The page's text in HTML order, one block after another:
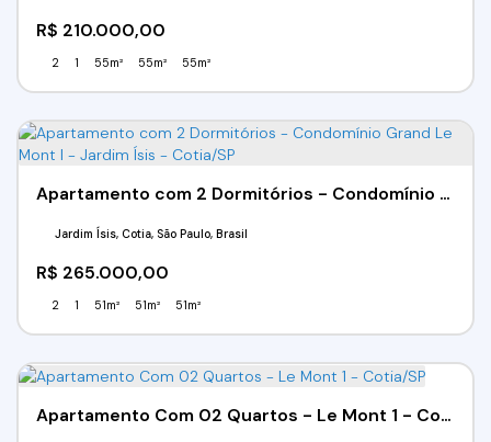
R$ 210.000,00
2 1 55m² 55m² 55m²
Apartamento com 2 Dormitórios - Condomínio Grand Le Mont I - Jardim Ísis - Cotia/SP
R$ 265.000,00
Jardim Ísis, Cotia, São Paulo, Brasil
2 1 51m² 51m² 51m²
Apartamento Com 02 Quartos - Le Mont 1 - Cotia/SP